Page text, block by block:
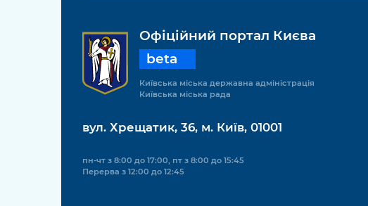
Офіційний портал Києва
beta
Київська міська державна адміністрація
Київська міська рада
вул. Хрещатик, 36, м. Київ, 01001
пн-чт з 8:00 до 17:00, пт з 8:00 до 15:45
Перерва з 12:00 до 12:45